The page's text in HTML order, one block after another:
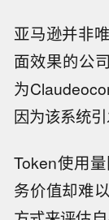
亚马逊并非
面效果的公
为
因为该系统
Token使用
务价值却难